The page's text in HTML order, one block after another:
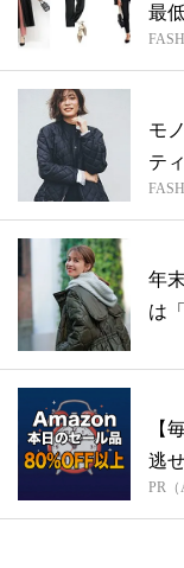
最
モ
テ
年
は
【
逃
PR（